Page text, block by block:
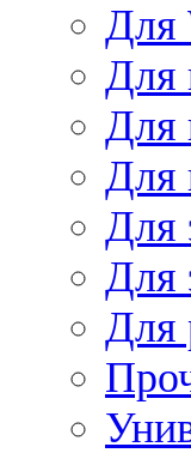
Для
Для
Для
Для
Для
Для
Для